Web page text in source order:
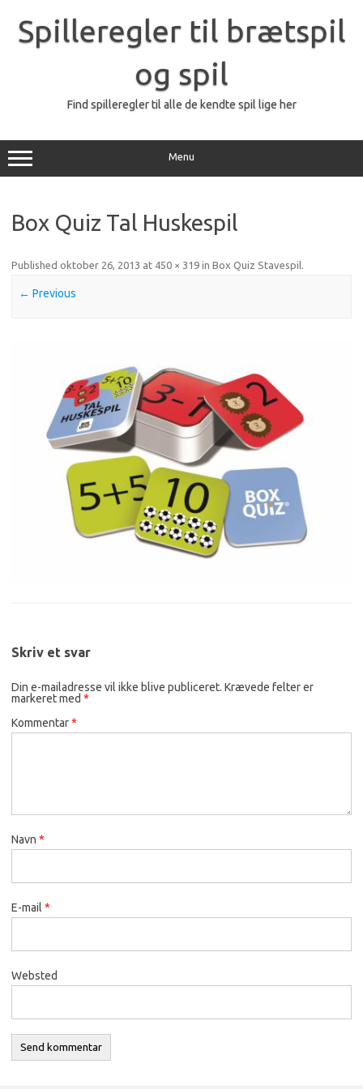
contentSpilleregler til brætspil
og spil
Find spilleregler til alle de kendte spil lige her
Menu
Box Quiz Tal Huskespil
Published oktober 26, 2013 at 450 × 319 in Box Quiz Stavespil.
← Previous
Skriv et svar
Din e-mailadresse vil ikke blive publiceret. Krævede felter er
markeret med *
Kommentar*
Navn *
E-mail *
Websted